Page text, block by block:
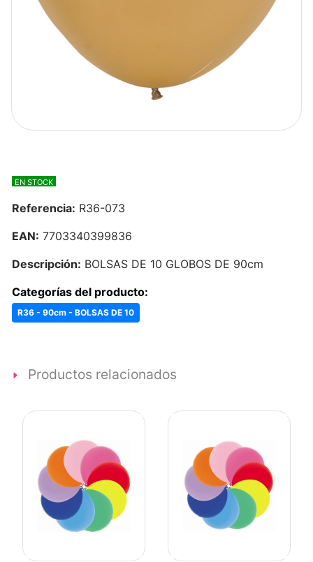
EN STOCK
Referencia: R36-073
EAN: 7703340399836
Descripción: BOLSAS DE 10 GLOBOS DE 90cm
Categorías del producto:
R36 - 90cm - BOLSAS DE 10
Productos relacionados